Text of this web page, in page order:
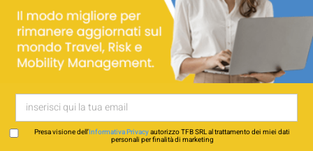
Presa visione dell’Informativa Privacyautorizzo TFB SRL al trattamento dei miei dati
personali per finalità di marketing